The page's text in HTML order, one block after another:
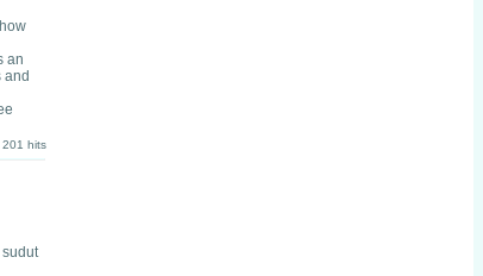
an
and
201 hits